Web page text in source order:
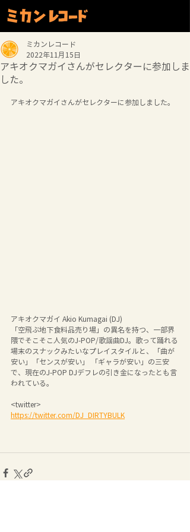
アキオクマガイさんがセレクターに参加しま
した。
ミカンレコード
2022年11月15日
アキオクマガイさんがセレクターに参加しました。
アキオクマガイ Akio Kumagai (DJ)
「空飛ぶ地下食料品売り場」の異名を持つ、一部界
隈でそこそこ人気のJ-POP/歌謡曲DJ。歌って踊れる
場末のスナックみたいなプレイスタイルと、「曲が
安い」「センスが安い」 「ギャラが安い」の三安
で、現在のJ-POP DJデフレの引き金になったとも言
われている。
https://twitter.com/DJ_DIRTYBULK